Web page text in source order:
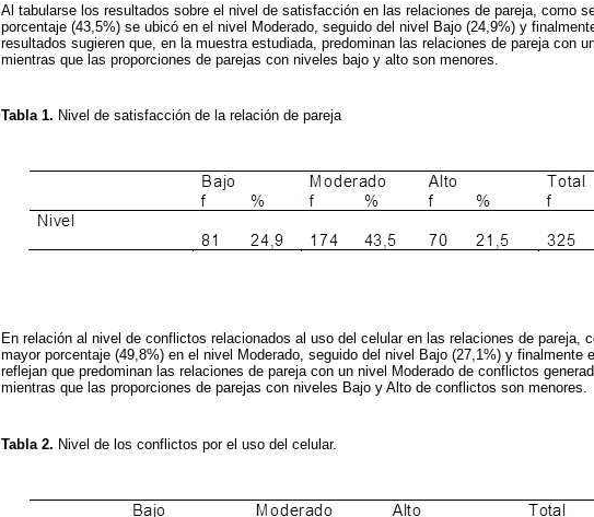
Al tabularse los resultados sobre el nivel de satisfacción en las relaciones de pareja, como
porcentaje (43,5%) se ubicó en el nivel Moderado, seguido del nivel Bajo (24,9%) y
resultados sugieren que, en la muestra estudiada, predominan las relaciones de pareja con
mientras que las proporciones de parejas con niveles bajo y alto son menores.
Tabla 1. Nivel de satisfacción de la relación de pareja
En relación al nivel de conflictos relacionados al uso del celular en las relaciones de pareja,
mayor porcentaje (49,8%) en el nivel Moderado, seguido del nivel Bajo (27,1%) y finalmente
reflejan que predominan las relaciones de pareja con un nivel Moderado de conflictos
mientras que las proporciones de parejas con niveles Bajo y Alto de conflictos son menores.
Tabla 2. Nivel de los conflictos por el uso del celular.